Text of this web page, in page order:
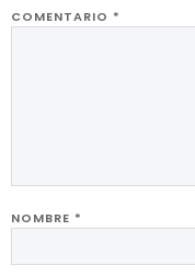
COMENTARIO *
NOMBRE *